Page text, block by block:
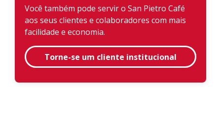
Você também pode servir o San Pietro Café
aos seus clientes e colaboradores com mais
facilidade e economia.
Torne-se um cliente institucional